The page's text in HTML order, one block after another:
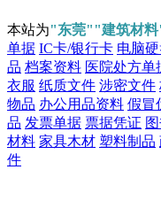
本站为"东莞""建筑材
单据 IC卡/银行卡 电脑
品 档案资料 医院处方单
衣服 纸质文件 涉密文件
物品 办公用品资料 假冒
品 发票单据 票据凭证
材料 家具木材 塑料制品
件